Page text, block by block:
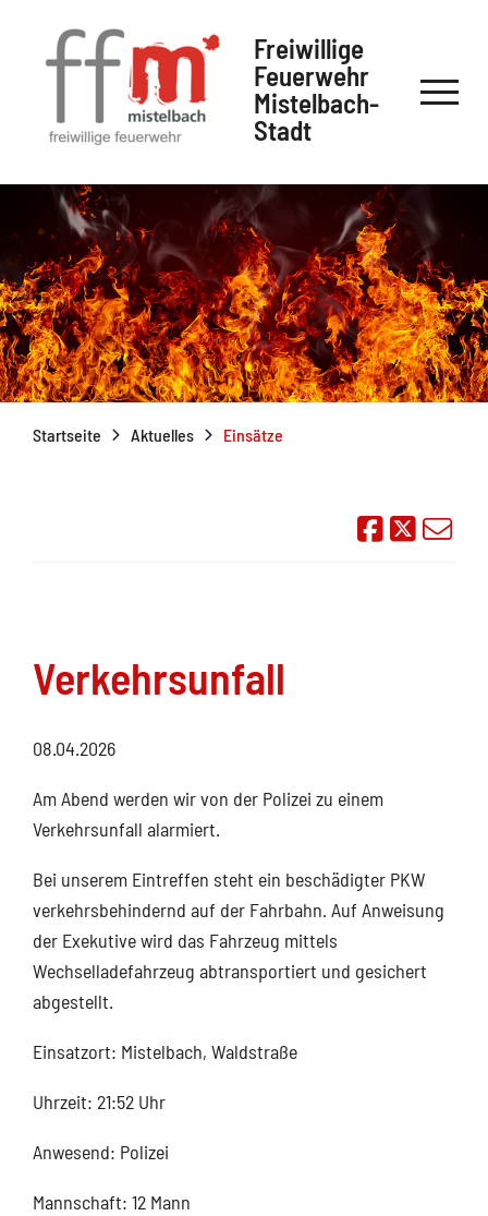
Freiwillige
Feuerwehr
Mistelbach-
Stadt
Startseite Aktuelles Einsätze
Auf
Verkehrsunfall
08.04.2026
Am Abend werden wir von der Polizei zu einem
Verkehrsunfall alarmiert.
Bei unserem Eintreffen steht ein beschädigter PKW
verkehrsbehindernd auf der Fahrbahn. Auf Anweisung
der Exekutive wird das Fahrzeug mittels
Wechselladefahrzeug abtransportiert und gesichert
abgestellt.
Einsatzort: Mistelbach, Waldstraße
Uhrzeit: 21:52 Uhr
Anwesend: Polizei
Mannschaft: 12 Mann